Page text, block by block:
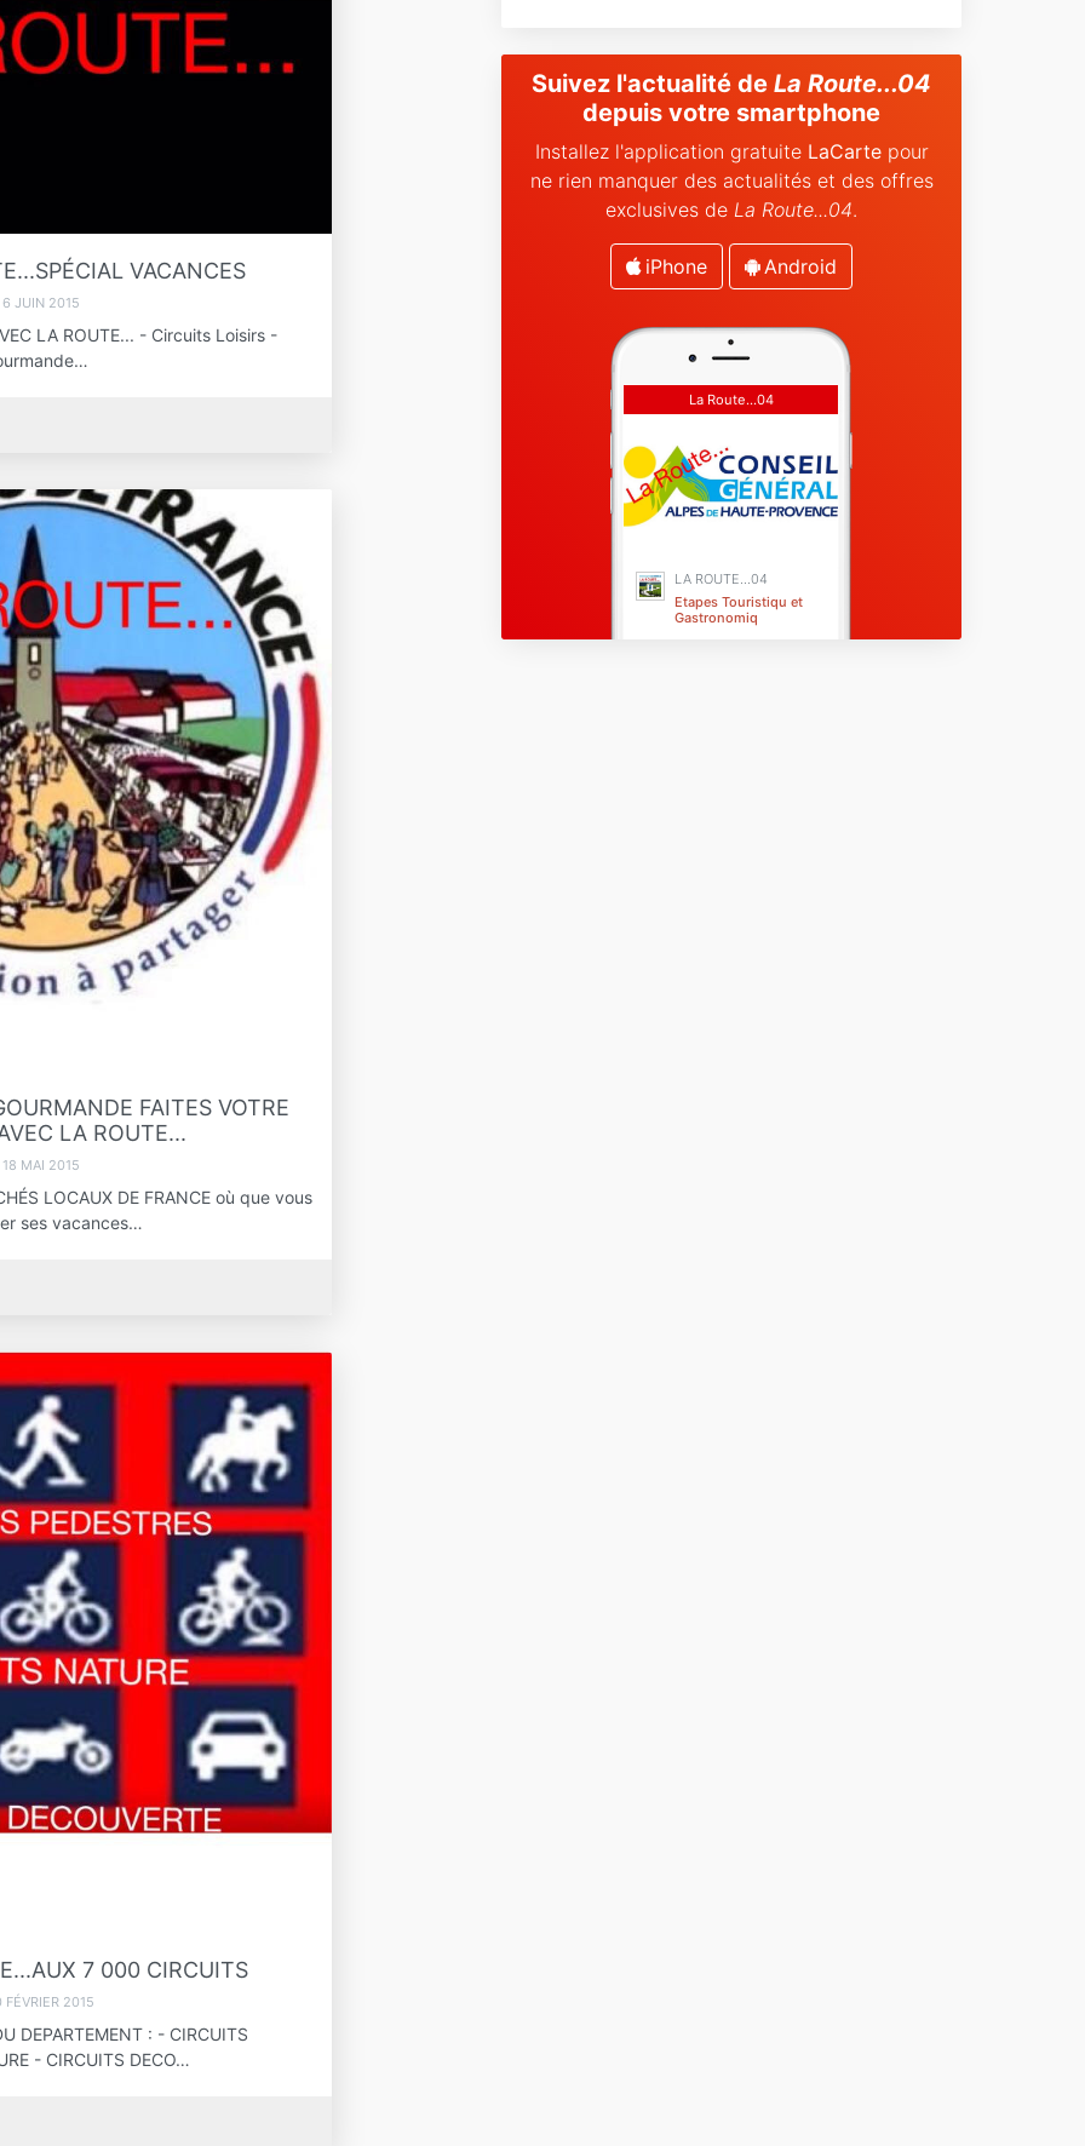
VACANCES
6 JUIN 2015
LA ROUTE... - Circuits Loisirs -
FAITES VOTRE
LA ROUTE...
18 MAI 2015
LOCAUX DE FRANCE où que vous
ses vacances…
7 000 CIRCUITS
FÉVRIER 2015
DEPARTEMENT : - CIRCUITS
- CIRCUITS DECO…
Suivez l'actualité de La Route...04
depuis votre smartphone
Installez l'application gratuite LaCartepour
ne rien manquer des actualités et des offres
exclusives de La Route...04.
iPhone Android
La Route...04
LA ROUTE...04
Etapes Touristiqu et
Gastronomiq